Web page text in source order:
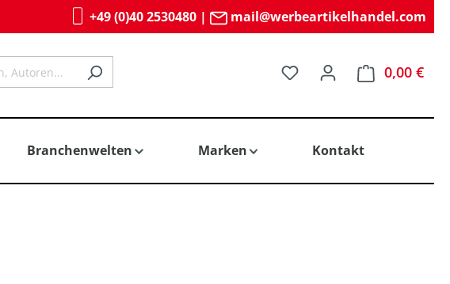
+49 (0)40 2530480| mail@werbeartikelhandel.com
Du hast 0 Produkte auf
0,00 €
Branchenwelten Marken Kontakt